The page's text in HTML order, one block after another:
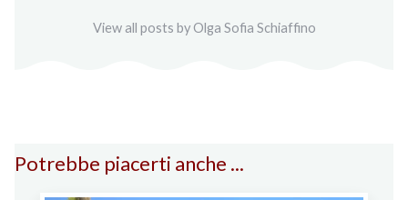
View all posts by Olga Sofia Schiaffino
Potrebbe piacerti anche ...